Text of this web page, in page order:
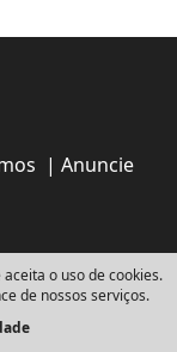
| Anuncie
o uso de cookies.
de nossos serviços.